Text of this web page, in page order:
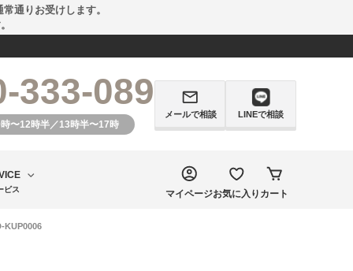
通りお受けします。
333-089
〜12時半／13時半〜17時
メールで相談 LINEで相談
ビス マイページお気に入り カート
KUP0006